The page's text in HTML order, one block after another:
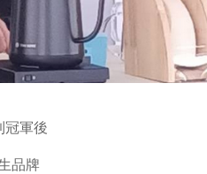
冠軍後
品牌